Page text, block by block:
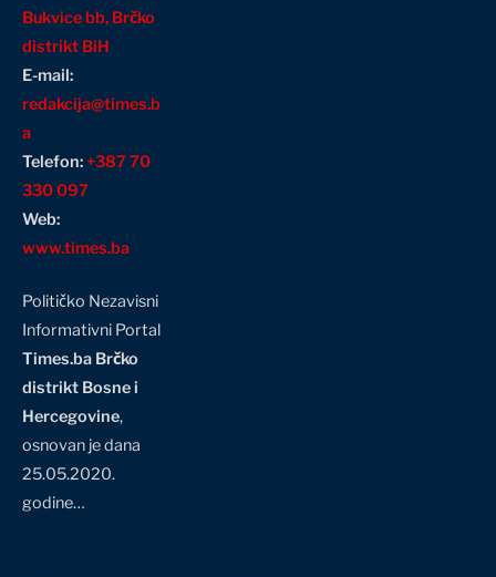
Bukvice bb, Brčko
distrikt BiH
E-mail:
redakcija@times.b
a
Telefon:+387 70
330 097
Web:
www.times.ba
Političko Nezavisni
Informativni Portal
Times.ba Brčko
distrikt Bosne i
Hercegovine,
osnovan je dana
25.05.2020.
godine…